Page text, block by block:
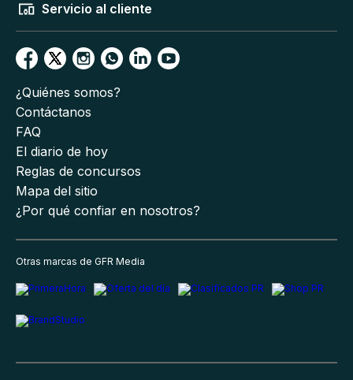
Servicio al cliente
¿Quiénes somos?
Contáctanos
FAQ
El diario de hoy
Reglas de concursos
Mapa del sitio
¿Por qué confiar en nosotros?
Otras marcas de GFR Media